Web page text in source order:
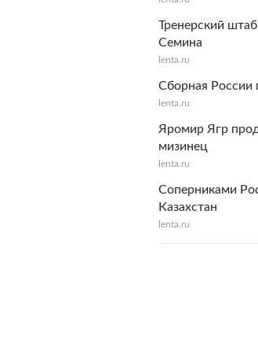
Тренерский
Семина
lenta.ru
Сборная России
lenta.ru
Яромир Ягр
мизинец
lenta.ru
Соперниками
Казахстан
lenta.ru